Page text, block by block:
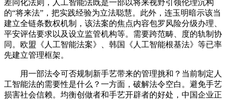
差同化法则，人工智能法既是一部以将来视野引领伦理沉构
的“将来法”，把实践经验为立法聪慧。此外，连玉明暗示该当
建立全链条数权机制，该法案的焦点内容包罗风险分级办理、
平安评估要求以及设立监管机构等。需要跨范畴、度的轨制协
同。欧盟《人工智能法案》、韩国《人工智能根基法》等已率
先建立管理框架。
用一部法令可否规制新手艺带来的管理挑和？当前制定人
工智能法的需要性是什么？一方面，破解法令空白。避免手艺
损害社会信赖。均衡创做者和手艺开辟者的好处，中国企业正